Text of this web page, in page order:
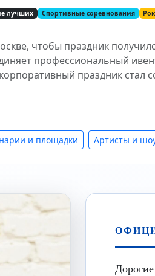
лучших Спортивные соревнования
чтобы праздник
профессиональный
праздник стал
и площадки Артисты и